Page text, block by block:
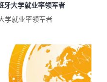
大学就业率领军者
学就业率领军者